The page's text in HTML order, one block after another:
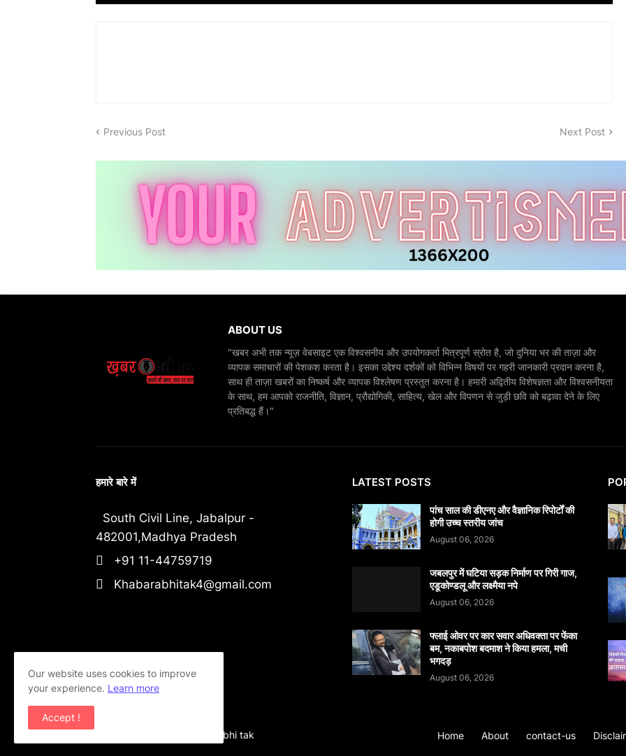
Previous Post Next Post
ABOUT US
"खबर अभी तक न्यूज़ वेबसाइट एक विश्वसनीय और उपयोगकर्ता मित्रपूर्ण स्रोत है, जो दुनिया भर की ताज़ा और
व्यापक समाचारों की पेशकश करता है। इसका उद्देश्य दर्शकों को विभिन्न विषयों पर गहरी जानकारी प्रदान करना है,
साथ ही ताज़ा खबरों का निष्कर्ष और व्यापक विश्लेषण प्रस्तुत करना है। हमारी अद्वितीय विशेषज्ञता और विश्वसनीयता
के साथ, हम आपको राजनीति, विज्ञान, प्रौद्योगिकी, साहित्य, खेल और विपणन से जुड़ी छवि को बढ़ावा देने के लिए
प्रतिबद्ध हैं।"
हमारे बारे में
South Civil Line, Jabalpur -
482001,Madhya Pradesh
+91 11-44759719
Khabarabhitak4@gmail.com
LATEST POSTS
पांच साल की डीएनए और वैज्ञानिक रिपोर्टों की
होगी उच्च स्तरीय जांच
August 06, 2026
जबलपुर में घटिया सड़क निर्माण पर गिरी गाज,
एडूकोण्डलू और लक्ष्मैया नपे
August 06, 2026
फ्लाई ओवर पर कार सवार अधिवक्ता पर फेंका
बम, नकाबपोश बदमाश ने किया हमला, मची
भगदड़
August 06, 2026
khabar abhi tak Home About contact-us
Our website uses cookies to improve
your experience. Learn more
Accept !